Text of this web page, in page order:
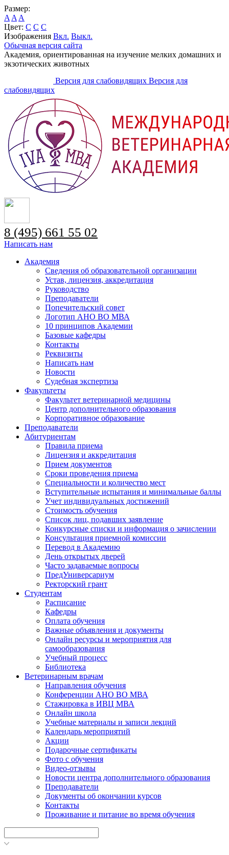
Размер:
A A A
Цвет: C C C
Изображения Вкл. Выкл.
Обычная версия сайта
Академия, ориентированная на изучение мелких домашних и
экзотических животных
Версия для слабовидящих Версия для
слабовидящих
8 (495) 661 55 02
Написать нам
Академия
Сведения об образовательной организации
Устав, лицензия, аккредитация
Руководство
Преподаватели
Попечительский совет
Логотип АНО ВО МВА
10 принципов Академии
Базовые кафедры
Контакты
Реквизиты
Написать нам
Новости
Судебная экспертиза
Факультеты
Факультет ветеринарной медицины
Центр дополнительного образования
Корпоративное образование
Преподаватели
Абитуриентам
Правила приема
Лицензия и аккредитация
Прием документов
Сроки проведения приема
Специальности и количество мест
Вступительные испытания и минимальные баллы
Учет индивидуальных достижений
Стоимость обучения
Список лиц, подавших заявление
Конкурсные списки и информация о зачислении
Консультация приемной комиссии
Перевод в Академию
День открытых дверей
Часто задаваемые вопросы
ПредУниверсариум
Ректорский грант
Студентам
Расписание
Кафедры
Оплата обучения
Важные объявления и документы
Онлайн ресурсы и мероприятия для
самообразования
Учебный процесс
Библиотека
Ветеринарным врачам
Направления обучения
Конференции АНО ВО МВА
Стажировка в ИВЦ МВА
Онлайн школа
Учебные материалы и записи лекций
Календарь мероприятий
Акции
Подарочные сертификаты
Фото с обучения
Видео-отзывы
Новости центра дополнительного образования
Преподаватели
Документы об окончании курсов
Контакты
Проживание и питание во время обучения